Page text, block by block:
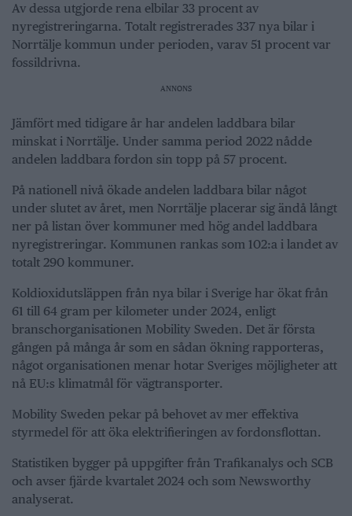
Av dessa utgjorde rena elbilar 33 procent av
nyregistreringarna. Totalt registrerades 337 nya bilar i
Norrtälje kommun under perioden, varav 51 procent var
fossildrivna.
ANNONS
Jämfört med tidigare år har andelen laddbara bilar
minskat i Norrtälje. Under samma period 2022 nådde
andelen laddbara fordon sin topp på 57 procent.
På nationell nivå ökade andelen laddbara bilar något
under slutet av året, men Norrtälje placerar sig ändå långt
ner på listan över kommuner med hög andel laddbara
nyregistreringar. Kommunen rankas som 102:a i landet av
totalt 290 kommuner.
Koldioxidutsläppen från nya bilar i Sverige har ökat från
61 till 64 gram per kilometer under 2024, enligt
branschorganisationen Mobility Sweden. Det är första
gången på många år som en sådan ökning rapporteras,
något organisationen menar hotar Sveriges möjligheter att
nå EU:s klimatmål för vägtransporter.
Mobility Sweden pekar på behovet av mer effektiva
styrmedel för att öka elektrifieringen av fordonsflottan.
Statistiken bygger på uppgifter från Trafikanalys och SCB
och avser fjärde kvartalet 2024 och som Newsworthy
analyserat.